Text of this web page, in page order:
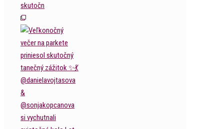
skutočn